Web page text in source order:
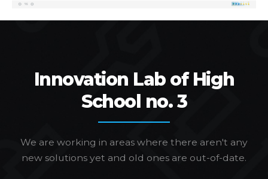
Innovation Lab of High
School no. 3
We are working in areas where there aren't any
new solutions yet and old ones are out-of-date.